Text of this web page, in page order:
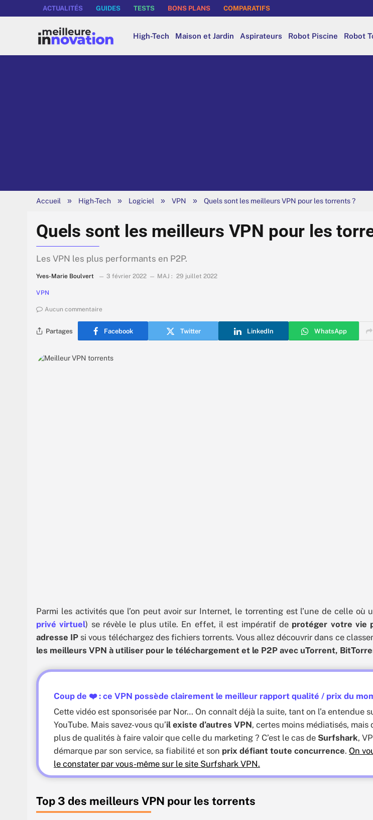
ACTUALITÉS GUIDES TESTS BONS PLANS COMPARATIFS
High-Tech Maison et Jardin Aspirateurs Robot Piscine Robot
Accueil » High-Tech » Logiciel » VPN » Quels sont les meilleurs VPN pour les torrents ?
Quels sont les meilleurs VPN pour les
Les VPN les plus performants en P2P.
Yves-Marie Boulvert 3 février 2022 MAJ : 29 juillet 2022
VPN
Aucun commentaire
Partages Facebook Twitter LinkedIn WhatsApp
Parmi les activités que l’on peut avoir sur Internet, le torrenting est l’une de celle où
privé virtuel) se révèle le plus utile. En effet, il est impératif de protéger votre vie
adresse IP si vous téléchargez des fichiers torrents. Vous allez découvrir dans ce
les meilleurs VPN à utiliser pour le téléchargement et le P2P avec uTorrent,
Coup de ❤️ : ce VPN possède clairement le meilleur rapport qualité / prix du
Cette vidéo est sponsorisée par Nor… On connaît déjà la suite, tant on l’a entendue
YouTube. Mais savez-vous qu’il existe d’autres VPN, certes moins médiatisés, mais
plus de qualités à faire valoir que celle du marketing ? C’est le cas de Surfshark,
démarque par son service, sa fiabilité et son prix défiant toute concurrence. On
le constater par vous-même sur le site Surfshark VPN.
Top 3 des meilleurs VPN pour les torrents